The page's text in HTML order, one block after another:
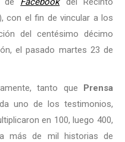
con el fin de vincular a los
del centésimo décimo
el pasado martes 23 de
tanto que Prensa
uno de los testimonios,
en 100, luego 400,
más de mil historias de